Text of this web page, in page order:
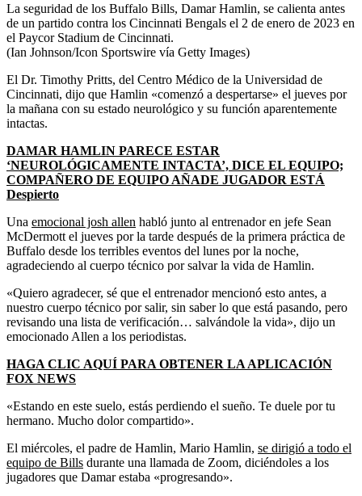
La seguridad de los Buffalo Bills, Damar Hamlin, se calienta antes
de un partido contra los Cincinnati Bengals el 2 de enero de 2023 en
el Paycor Stadium de Cincinnati.
(Ian Johnson/Icon Sportswire vía Getty Images)
El Dr. Timothy Pritts, del Centro Médico de la Universidad de
Cincinnati, dijo que Hamlin «comenzó a despertarse» el jueves por
la mañana con su estado neurológico y su función aparentemente
intactas.
DAMAR HAMLIN PARECE ESTAR
‘NEUROLÓGICAMENTE INTACTA’, DICE EL EQUIPO;
COMPAÑERO DE EQUIPO AÑADE JUGADOR ESTÁ
Despierto
Una emocional josh allen habló junto al entrenador en jefe Sean
McDermott el jueves por la tarde después de la primera práctica de
Buffalo desde los terribles eventos del lunes por la noche,
agradeciendo al cuerpo técnico por salvar la vida de Hamlin.
«Quiero agradecer, sé que el entrenador mencionó esto antes, a
nuestro cuerpo técnico por salir, sin saber lo que está pasando, pero
revisando una lista de verificación… salvándole la vida», dijo un
emocionado Allen a los periodistas.
HAGA CLIC AQUÍ PARA OBTENER LA APLICACIÓN
FOX NEWS
«Estando en este suelo, estás perdiendo el sueño. Te duele por tu
hermano. Mucho dolor compartido».
El miércoles, el padre de Hamlin, Mario Hamlin, se dirigió a todo el
equipo de Bills durante una llamada de Zoom, diciéndoles a los
jugadores que Damar estaba «progresando».